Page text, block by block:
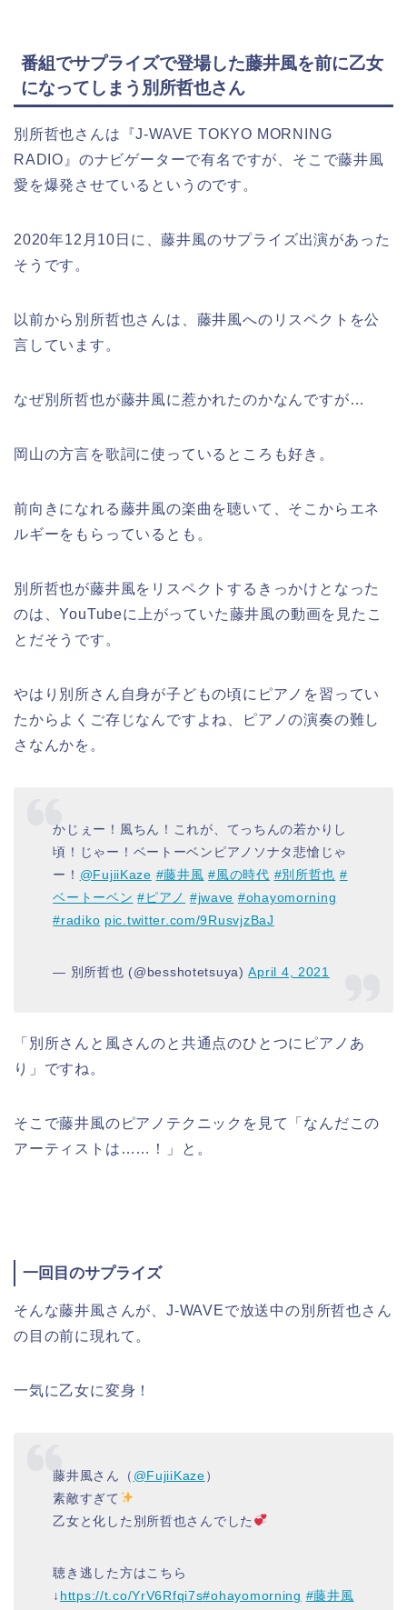
番組でサプライズで登場した藤井風を前に乙女
になってしまう別所哲也さん
別所哲也さんは『J-WAVE TOKYO MORNING
RADIO』のナビゲーターで有名ですが、そこで藤井風
愛を爆発させているというのです。
2020年12月10日に、藤井風のサプライズ出演があった
そうです。
以前から別所哲也さんは、藤井風へのリスペクトを公
言しています。
なぜ別所哲也が藤井風に惹かれたのかなんですが…
岡山の方言を歌詞に使っているところも好き。
前向きになれる藤井風の楽曲を聴いて、そこからエネ
ルギーをもらっているとも。
別所哲也が藤井風をリスペクトするきっかけとなった
のは、YouTubeに上がっていた藤井風の動画を見たこ
とだそうです。
やはり別所さん自身が子どもの頃にピアノを習ってい
たからよくご存じなんですよね、ピアノの演奏の難し
さなんかを。
かじぇー！風ちん！これが、てっちんの若かりし
頃！じゃー！ベートーベンピアノソナタ悲愴じゃ
ー！ @FujiiKaze #藤井風 #風の時代 #別所哲也 #
ベートーベン #ピアノ #jwave #ohayomorning
#radiko pic.twitter.com/9RusvjzBaJ
— 別所哲也 (@besshotetsuya)April 4, 2021
「別所さんと風さんのと共通点のひとつにピアノあ
り」ですね。
そこで藤井風のピアノテクニックを見て「なんだこの
アーティストは……！」と。
一回目のサプライズ
そんな藤井風さんが、J-WAVEで放送中の別所哲也さん
の目の前に現れて。
一気に乙女に変身！
藤井風さん（ @FujiiKaze）
素敵すぎて
乙女と化した別所哲也さんでした
聴き逃した方はこちら
↓ https://t.co/YrV6Rfqi7s#ohayomorning #藤井風